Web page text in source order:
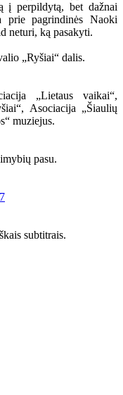
į perpildytą, bet dažnai
prie pagrindinės Naoki
neturi, ką pasakyti.
„Ryšiai“ dalis.
„Lietaus vaikai“,
Asociacija „Šiaulių
muziejus.
pasu.
subtitrais.